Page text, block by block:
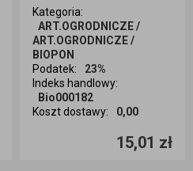
Kategoria:
ART.OGRODNICZE /
ART.OGRODNICZE /
BIOPON
Podatek:
23%
Indeks handlowy:
Bio000182
Koszt dostawy: 0,00
15,01 zł
Ilość sztuk